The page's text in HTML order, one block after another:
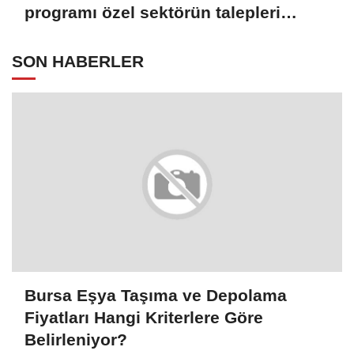
programı özel sektörün talepleri
SON HABERLER
Bursa Eşya Taşıma ve Depolama
Fiyatları Hangi Kriterlere Göre
Belirleniyor?